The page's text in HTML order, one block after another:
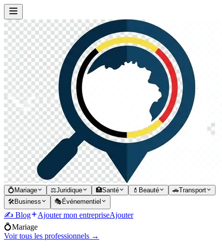
💍 Mariage ⚖️Juridique 🏥Santé 💄 Beauté 🚗Transport
🛠️Business 🎭 Événementiel
✍️ Blog Ajouter mon entrepriseAjouter
💍Mariage
Voir tous les professionnels →